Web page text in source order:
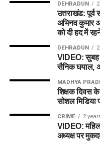
DEHRADUN
उत्तराखंड: पूर्व
अभिनव कुमार
को दी हद में
DEHRADUN
VIDEO: सुबह
सैनिक घयाल,
MADHYA
शिक्षक दिवस
सोशल मिडिया
CRIME 2
VIDEO:
अध्यक्ष पर